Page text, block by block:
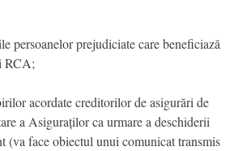
persoanelor prejudiciate care beneficiază
RCA;
acordate creditorilor de asigurări de
a Asiguraților ca urmare a deschiderii
(va face obiectul unui comunicat transmis